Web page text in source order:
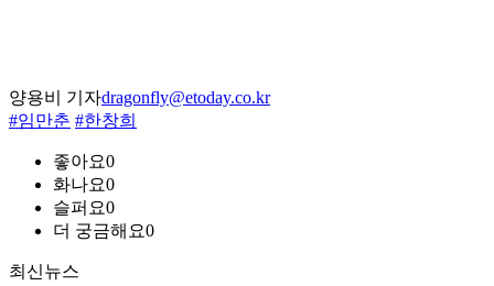
양용비 기자dragonfly@etoday.co.kr
#임만춘 #한창희
좋아요0
화나요0
슬퍼요0
더 궁금해요0
최신뉴스